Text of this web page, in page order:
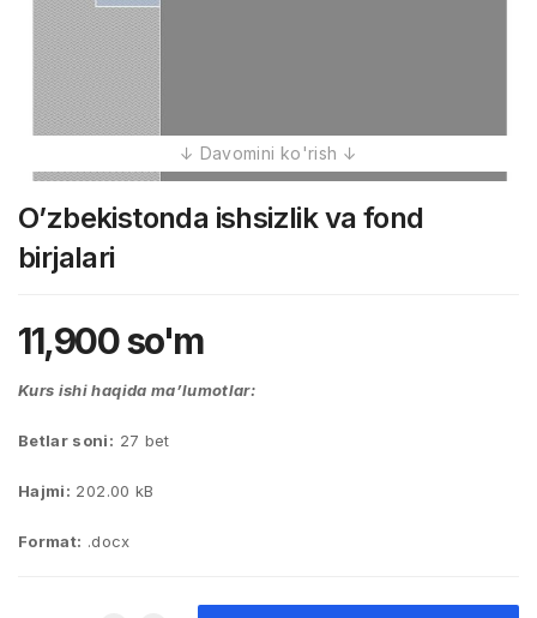
O’zbekistonda ishsizlik va fond
birjalari
11,900so'm
Kurs ishi haqida ma’lumotlar:
Betlar soni: 27 bet
Hajmi: 202.00 kB
Format: .docx